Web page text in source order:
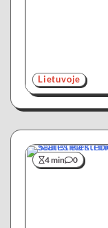
Lietuvoje
4 min 0